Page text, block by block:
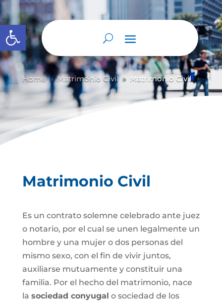
Abrir barra de herramientas
Home 9 Matrimonio Civil 9 Matrimonio Civil
Matrimonio Civil
Es un contrato solemne celebrado ante juez
o notario, por el cual se unen legalmente un
hombre y una mujer o dos personas del
mismo sexo, con el fin de vivir juntos,
auxiliarse mutuamente y constituir una
familia. Por el hecho del matrimonio, nace
la sociedad conyugal o sociedad de los